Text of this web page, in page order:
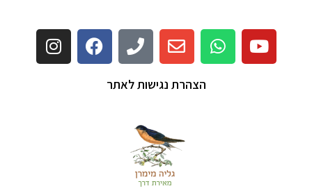
הצהרת נגישות לאתר